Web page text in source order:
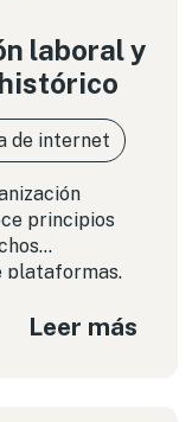
laboral y
de internet
principios
plataformas.
Leer más